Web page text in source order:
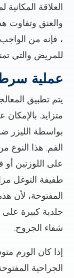
العلاقة
والعنق وتفاوت
، فإنه من الواجب
للمريض والتي
عملية
يتم تطبيق
متزايد.
بواسطة الليزر
الفم. هذا النوع
على اللوزتين
طفيفة التوغل
المفتوحة، لأن
جلدية كبيرة
شفاء الجروح.
إذا كان الورم
الجراحية